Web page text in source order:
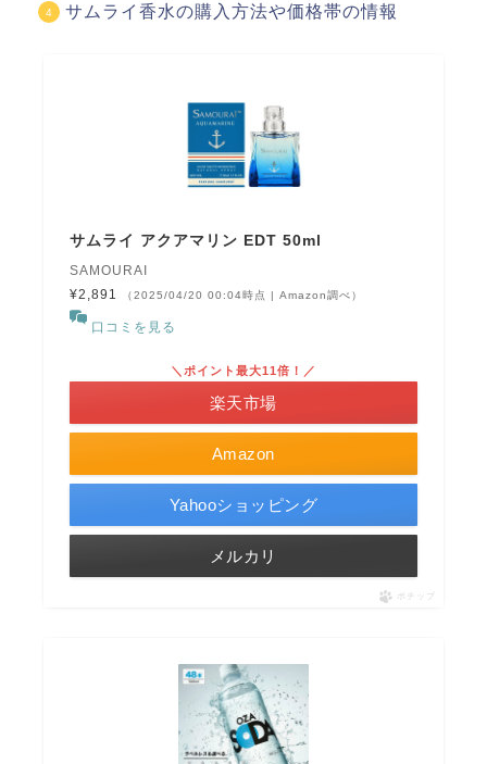
サムライ香水の購入方法や価格帯の情報
サムライ アクアマリン EDT 50ml
SAMOURAI
¥2,891
（2025/04/20 00:04時点 | Amazon調べ）
口コミを見る
Amazon
＼ポイント最大11倍！／
楽天市場
Yahooショッピング
メルカリ
ポチップ